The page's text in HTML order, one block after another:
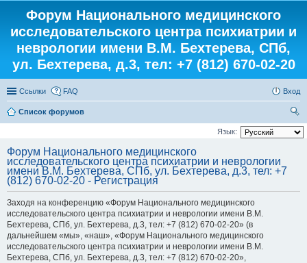
Форум Национального медицинского
исследовательского центра психиатрии и
неврологии имени В.М. Бехтерева, СПб,
ул. Бехтерева, д.3, тел: +7 (812) 670-02-20
Ссылки FAQ Вход
Список форумов
ои
Язык:
Форум Национального медицинского
исследовательского центра психиатрии и неврологии
имени В.М. Бехтерева, СПб, ул. Бехтерева, д.3, тел: +7
(812) 670-02-20 - Регистрация
Заходя на конференцию «Форум Национального медицинского
исследовательского центра психиатрии и неврологии имени В.М.
Бехтерева, СПб, ул. Бехтерева, д.3, тел: +7 (812) 670-02-20» (в
дальнейшем «мы», «наш», «Форум Национального медицинского
исследовательского центра психиатрии и неврологии имени В.М.
Бехтерева, СПб, ул. Бехтерева, д.3, тел: +7 (812) 670-02-20»,